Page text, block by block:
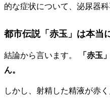
的な症状について、泌尿器
都市伝説「赤玉」は本当
結論から言います。
「赤玉
ん。
しかし、射精した精液が赤